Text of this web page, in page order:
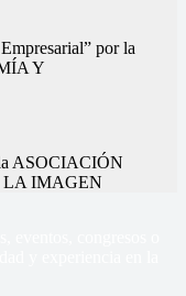
por la
Y
ASOCIACIÓN
LA IMAGEN